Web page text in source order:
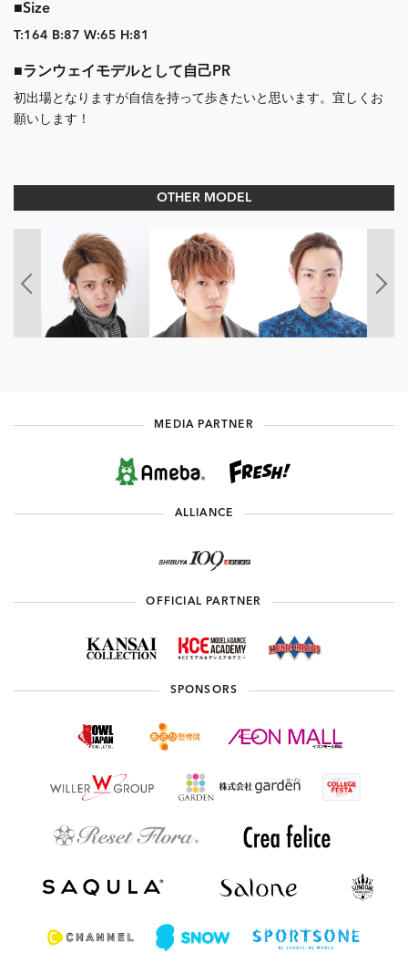
■Size
T:164 B:87 W:65 H:81
■ランウェイモデルとして自己PR
初出場となりますが自信を持って歩きたいと思います。宜しくお
願いします！
OTHER MODEL
MEDIA PARTNER
ALLIANCE
OFFICIAL PARTNER
SPONSORS